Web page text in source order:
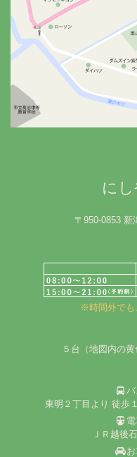
に
〒950-0853 新
※時間外でも
５台（地図内の
東明２丁目より 徒歩
ＪＲ越後